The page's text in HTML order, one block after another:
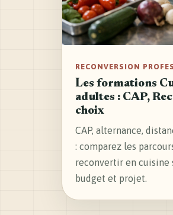
RECONVERSION
Les formations
adultes : CAP,
choix
CAP, alternance,
: comparez les
reconvertir en cuisine
budget et projet.